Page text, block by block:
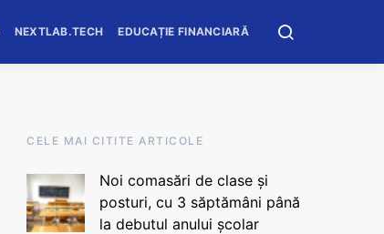
NEXTLAB.TECH EDUCAȚIE FINANCIARĂ
CELE MAI CITITE ARTICOLE
Noi comasări de clase și
posturi, cu 3 săptămâni până
la debutul anului școlar